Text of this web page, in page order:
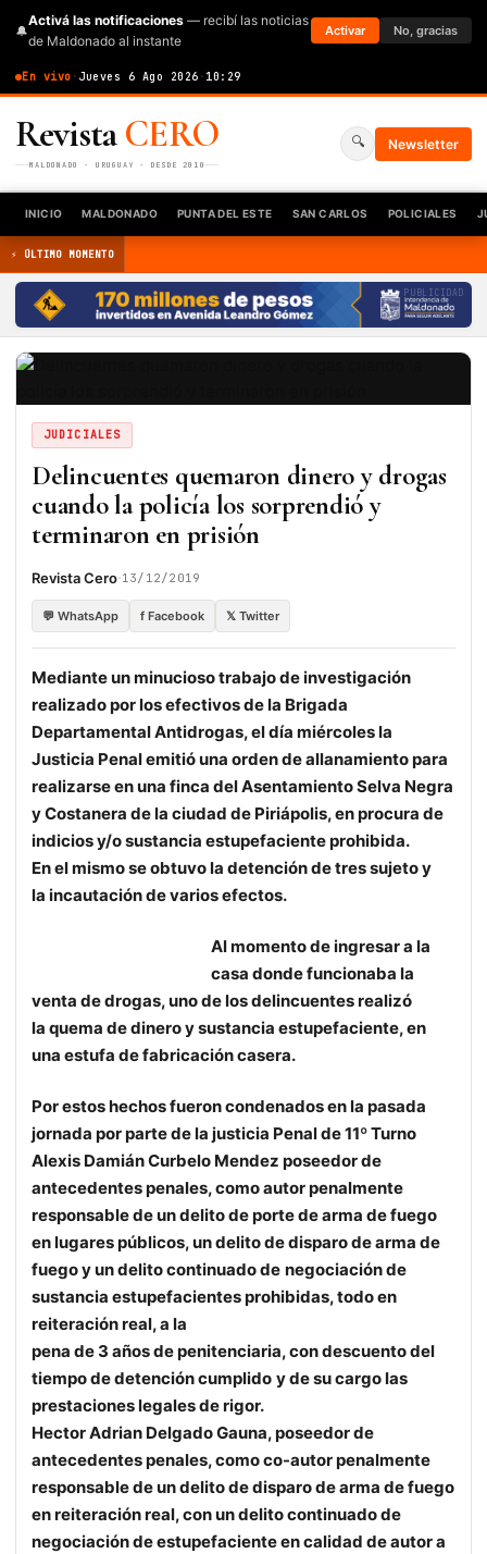
🔔
Activá las notificaciones — recibí las noticias
de Maldonado al instante
Activar No, gracias
En vivo · Jueves 6 Ago 2026 · 10:29
RevistaCERO
MALDONADO · URUGUAY · DESDE 2010
🔍 Newsletter
INICIO MALDONADO PUNTA DEL ESTE SAN CARLOS POLICIALES
⚡ ÚLTIMO MOMENTO
PUBLICIDAD
JUDICIALES
Delincuentes quemaron dinero y drogas
cuando la policía los sorprendió y
terminaron en prisión
Revista Cero·13/12/2019
💬 WhatsApp f Facebook 𝕏 Twitter
Mediante un minucioso trabajo de investigación
realizado por los efectivos de la Brigada
Departamental Antidrogas, el día miércoles la
Justicia Penal emitió una orden de allanamiento para
realizarse en una finca del Asentamiento Selva Negra
y Costanera de la ciudad de Piriápolis, en procura de
indicios y/o sustancia estupefaciente prohibida.
En el mismo se obtuvo la detención de tres sujeto y
la incautación de varios efectos.
Al momento de ingresar a la
casa donde funcionaba la
venta de drogas, uno de los delincuentes realizó
la quema de dinero y sustancia estupefaciente, en
una estufa de fabricación casera.
Por estos hechos fueron condenados en la pasada
jornada por parte de la justicia Penal de 11º Turno
Alexis Damián Curbelo Mendez poseedor de
antecedentes penales, como autor penalmente
responsable de un delito de porte de arma de fuego
en lugares públicos, un delito de disparo de arma de
fuego y un delito continuado de negociación de
sustancia estupefacientes prohibidas, todo en
reiteración real, a la
pena de 3 años de penitenciaria, con descuento del
tiempo de detención cumplido y de su cargo las
prestaciones legales de rigor.
Hector Adrian Delgado Gauna, poseedor de
antecedentes penales, como co-autor penalmente
responsable de un delito de disparo de arma de fuego
en reiteración real, con un delito continuado de
negociación de estupefaciente en calidad de autor a